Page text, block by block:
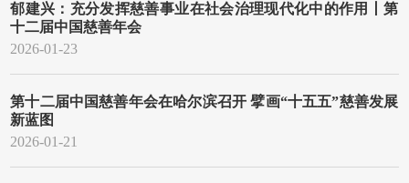
郁建兴：充分发挥慈善事业在社会治理现代化中的作用丨第
十二届中国慈善年会
2026-01-23
第十二届中国慈善年会在哈尔滨召开 擘画“十五五”慈善发展
新蓝图
2026-01-21